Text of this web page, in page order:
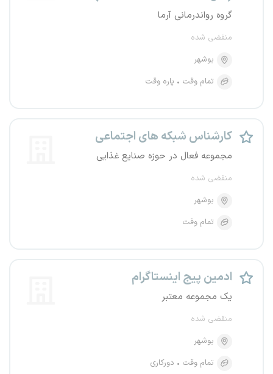
گروه رواندرمانی آرما
منقضی شده
بوشهر
تمام وقت
پاره وقت
کارشناس شبکه های اجتماعی
مجموعه فعال در حوزه صنایع غذایی
منقضی شده
بوشهر
تمام وقت
ادمین پیج اینستاگرام
یک مجموعه معتبر
منقضی شده
بوشهر
تمام وقت
دورکاری